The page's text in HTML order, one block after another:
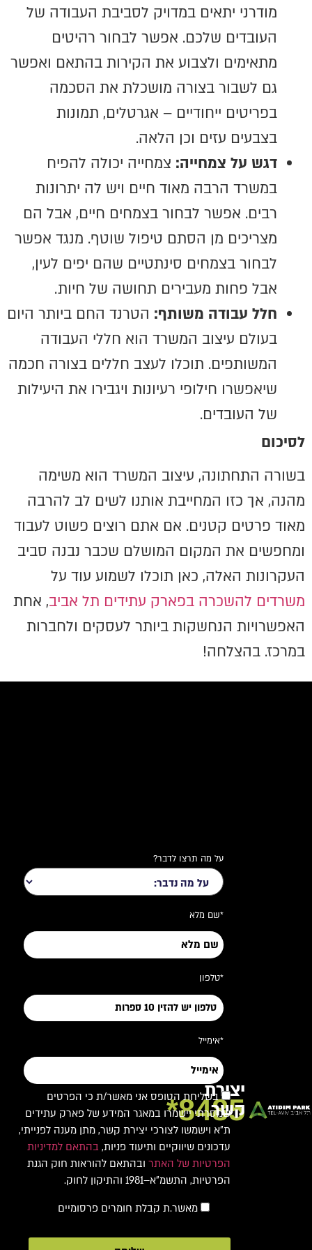
מודרני יתאים במדויק לסביבת העבודה של
העובדים שלכם. אפשר לבחור רהיטים
מתאימים ולצבוע את הקירות בהתאם ואפשר
גם לשבור בצורה מושכלת את הסכמה
בפריטים ייחודיים – אגרטלים, תמונות
בצבעים עזים וכן הלאה.
דגש על צמחייה: צמחייה יכולה להפיח
במשרד הרבה מאוד חיים ויש לה יתרונות
רבים. אפשר לבחור בצמחים חיים, אבל הם
מצריכים מן הסתם טיפול שוטף. מנגד אפשר
לבחור בצמחים סינתטיים שהם יפים לעין,
אבל פחות מעבירים תחושה של חיות.
חלל עבודה משותף: הטרנד החם ביותר היום
בעולם עיצוב המשרד הוא חללי העבודה
המשותפים. תוכלו לעצב חללים בצורה חכמה
שיאפשרו חילופי רעיונות ויגבירו את היעילות
של העובדים.
לסיכום
בשורה התחתונה, עיצוב המשרד הוא משימה
מהנה, אך כזו המחייבת אותנו לשים לב להרבה
מאוד פרטים קטנים. אם אתם רוצים פשוט לעבוד
ומחפשים את המקום המושלם שכבר נבנה סביב
העקרונות האלה, כאן תוכלו לשמוע עוד על
משרדים להשכרה בפארק עתידים תל אביב, אחת
האפשרויות הנחשקות ביותר לעסקים ולחברות
במרכז. בהצלחה!
8485*
יצירת
קשר
על מה תרצו לדבר?
*שם מלא
*טלפון
*אימייל
בשליחת הטופס אני מאשר/ת כי הפרטים
שמסרתי יישמרו במאגר המידע של פארק עתידים
ת"א וישמשו לצורכי יצירת קשר, מתן מענה לפנייתי,
עדכונים שיווקיים ותיעוד פניות, בהתאם למדיניות
הפרטיות של האתרובהתאם להוראות חוק הגנת
הפרטיות, התשמ"א–1981 והתיקון לחוק.
מאשר.ת קבלת חומרים פרסומיים